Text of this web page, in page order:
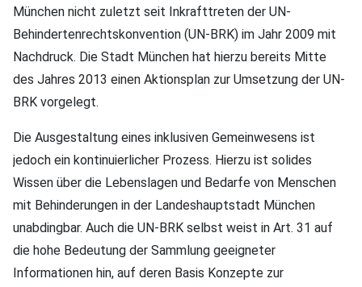
München nicht zuletzt seit Inkrafttreten der UN-
Behindertenrechtskonvention (UN-BRK) im Jahr 2009 mit
Nachdruck. Die Stadt München hat hierzu bereits Mitte
des Jahres 2013 einen Aktionsplan zur Umsetzung der UN-
BRK vorgelegt.
Die Ausgestaltung eines inklusiven Gemeinwesens ist
jedoch ein kontinuierlicher Prozess. Hierzu ist solides
Wissen über die Lebenslagen und Bedarfe von Menschen
mit Behinderungen in der Landeshauptstadt München
unabdingbar. Auch die UN-BRK selbst weist in Art. 31 auf
die hohe Bedeutung der Sammlung geeigneter
Informationen hin, auf deren Basis Konzepte zur